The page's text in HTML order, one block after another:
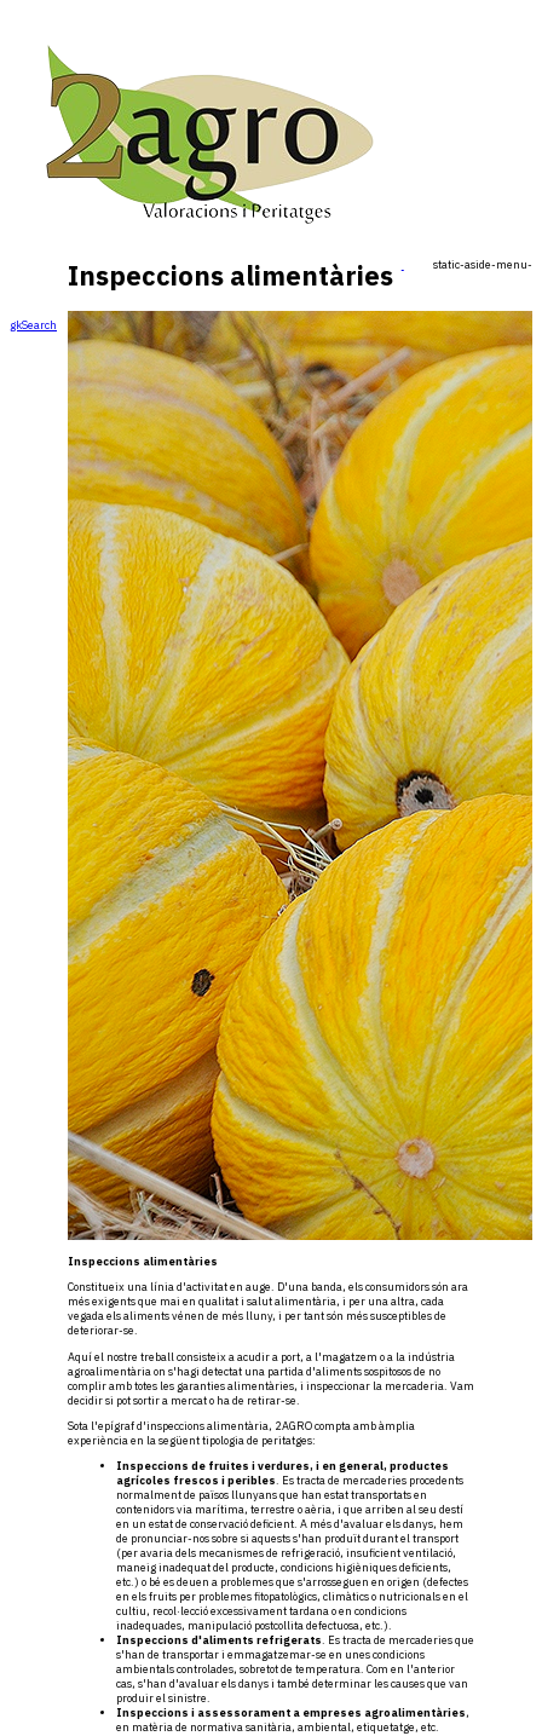
static-aside-menu-
gkSearch
Cercar ...
Inspeccions alimentàries
Inspeccions alimentàries
Constitueix una línia d'activitat en auge. D'una banda, els consumidors són ara
més exigents que mai en qualitat i salut alimentària, i per una altra, cada
vegada els aliments vénen de més lluny, i per tant són més susceptibles de
deteriorar-se.
Aquí el nostre treball consisteix a acudir a port, a l'magatzem o a la indústria
agroalimentària on s'hagi detectat una partida d'aliments sospitosos de no
complir amb totes les garanties alimentàries, i inspeccionar la mercaderia. Vam
decidir si pot sortir a mercat o ha de retirar-se.
Sota l'epígraf d'inspeccions alimentària, 2AGRO compta amb àmplia
experiència en la següent tipologia de peritatges:
Inspeccions de fruites i verdures, i en general, productes
agrícoles frescos i peribles. Es tracta de mercaderies procedents
normalment de països llunyans que han estat transportats en
contenidors via marítima, terrestre o aèria, i que arriben al seu destí
en un estat de conservació deficient. A més d'avaluar els danys, hem
de pronunciar-nos sobre si aquests s'han produït durant el transport
(per avaria dels mecanismes de refrigeració, insuficient ventilació,
maneig inadequat del producte, condicions higièniques deficients,
etc.) o bé es deuen a problemes que s'arrosseguen en origen (defectes
en els fruits per problemes fitopatològics, climàtics o nutricionals en el
cultiu, recol·lecció excessivament tardana o en condicions
inadequades, manipulació postcollita defectuosa, etc.).
Inspeccions d'aliments refrigerats. Es tracta de mercaderies que
s'han de transportar i emmagatzemar-se en unes condicions
ambientals controlades, sobretot de temperatura. Com en l'anterior
cas, s'han d'avaluar els danys i també determinar les causes que van
produir el sinistre.
Inspeccions i assessorament a empreses agroalimentàries,
en matèria de normativa sanitària, ambiental, etiquetatge, etc.